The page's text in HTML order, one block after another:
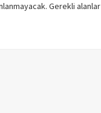
Gerekli alanlar